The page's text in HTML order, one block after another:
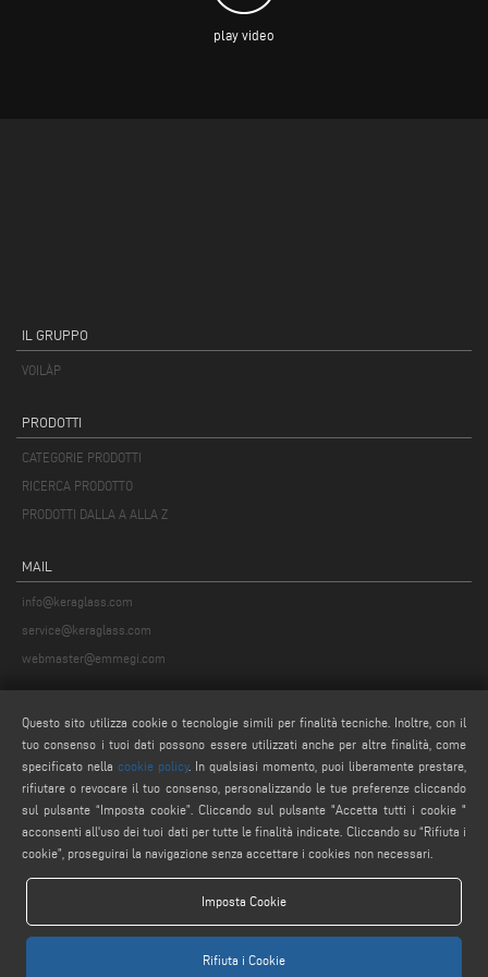
play video
IL GRUPPO
VOILÀP
PRODOTTI
CATEGORIE PRODOTTI
RICERCA PRODOTTO
PRODOTTI DALLA A ALLA Z
MAIL
info@keraglass.com
service@keraglass.com
webmaster@emmegi.com
AVVERTENZE LEGALI
PRIVACY POLICY
COOKIE POLICY
Questo sito utilizza cookie o tecnologie simili per finalità tecniche. Inoltre, con il
tuo consenso i tuoi dati possono essere utilizzati anche per altre finalità, come
specificato nella cookie policy. In qualsiasi momento, puoi liberamente prestare,
rifiutare o revocare il tuo consenso, personalizzando le tue preferenze cliccando
sul pulsante “Imposta cookie”. Cliccando sul pulsante "Accetta tutti i cookie "
acconsenti all'uso dei tuoi dati per tutte le finalità indicate. Cliccando su “Rifiuta i
cookie”, proseguirai la navigazione senza accettare i cookies non necessari.
Imposta Cookie
Rifiuta i Cookie